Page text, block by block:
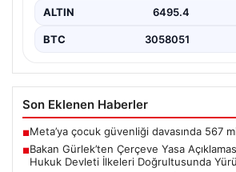
ALTIN 6495.4
BTC 3058051
Son Eklenen Haberler
■Meta’ya çocuk güvenliği davasında 567
■Bakan Gürlek’ten Çerçeve Yasa
Hukuk Devleti İlkeleri Doğrultusunda